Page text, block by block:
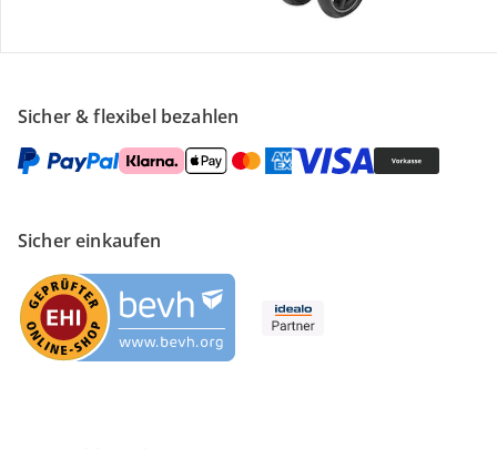
Sicher & flexibel bezahlen
Sicher einkaufen